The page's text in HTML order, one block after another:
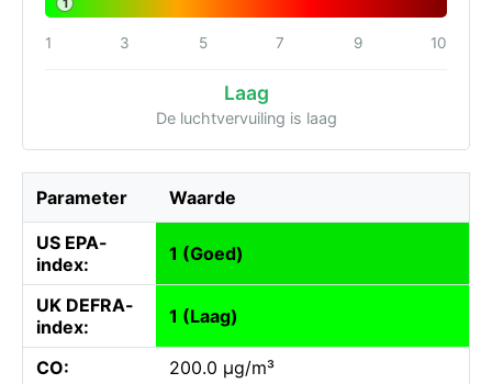
1
1 3 5 7 9 10
Laag
De luchtvervuiling is laag
Parameter Waarde
US EPA-
index:
1 (Goed)
UK DEFRA-
index:
1 (Laag)
CO:
200.0 µg/m³